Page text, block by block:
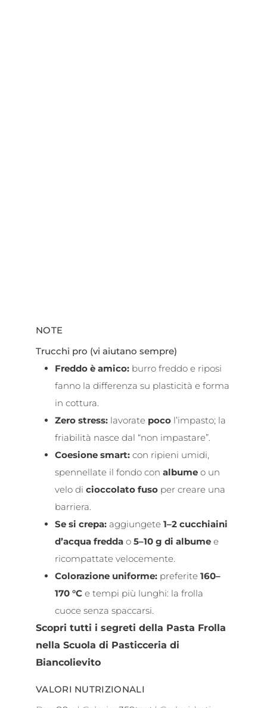
NOTE
Trucchi pro (vi aiutano sempre)
Freddo è amico: burro freddo e riposi
fanno la differenza su plasticità e forma
in cottura.
Zero stress: lavorate poco l’impasto; la
friabilità nasce dal “non impastare”.
Coesione smart: con ripieni umidi,
spennellate il fondo con albume o un
velo di cioccolato fuso per creare una
barriera.
Se si crepa: aggiungete 1–2 cucchiaini
d’acqua fredda o 5–10 g di albume e
ricompattate velocemente.
Colorazione uniforme: preferite 160–
170 °C e tempi più lunghi: la frolla
cuoce senza spaccarsi.
Scopri tutti i segreti della Pasta Frolla
nella Scuola di Pasticceria di
Biancolievito
VALORI NUTRIZIONALI